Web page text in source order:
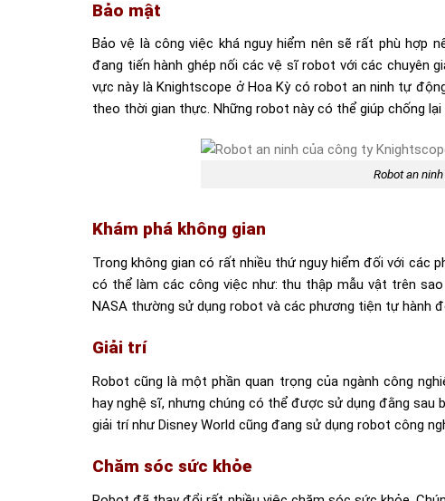
Bảo mật
Bảo vệ là công việc khá nguy hiểm nên sẽ rất phù hợp
đang tiến hành ghép nối các vệ sĩ robot với các chuyên
vực này là Knightscope ở Hoa Kỳ có robot an ninh tự
theo thời gian thực. Những robot này có thể giúp chống
Robot an
Khám phá không gian
Trong không gian có rất nhiều thứ nguy hiểm đối với các
có thể làm các công việc như: thu thập mẫu vật trên
NASA thường sử dụng robot và các phương tiện tự hành
Giải trí
Robot cũng là một phần quan trọng của ngành công
hay nghệ sĩ, nhưng chúng có thể được sử dụng đằng sau
giải trí như Disney World cũng đang sử dụng robot công
Chăm sóc sức khỏe